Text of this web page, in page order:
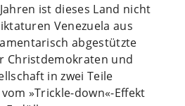
ist dieses Land nicht
Venezuela aus
abgestützte
Christdemokraten und
in zwei Teile
»Trickle-down«-Effekt